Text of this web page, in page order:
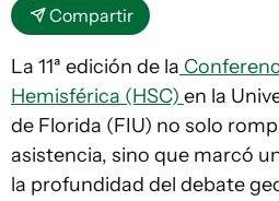
Compartir
La 11ª edición de la
Hemisférica (HSC) en la
de Florida (FIU) no solo
asistencia, sino que marcó
la profundidad del debate